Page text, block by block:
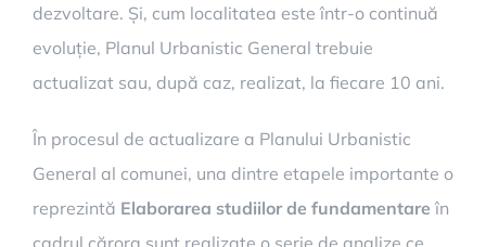
dezvoltare. Și, cum localitatea este într-o continuă
evoluție, Planul Urbanistic General trebuie
actualizat sau, după caz, realizat, la fiecare 10 ani.
În procesul de actualizare a Planului Urbanistic
General al comunei, una dintre etapele importante o
reprezintă Elaborarea studiilor de fundamentare în
cadrul cărora sunt realizate o serie de analize ce